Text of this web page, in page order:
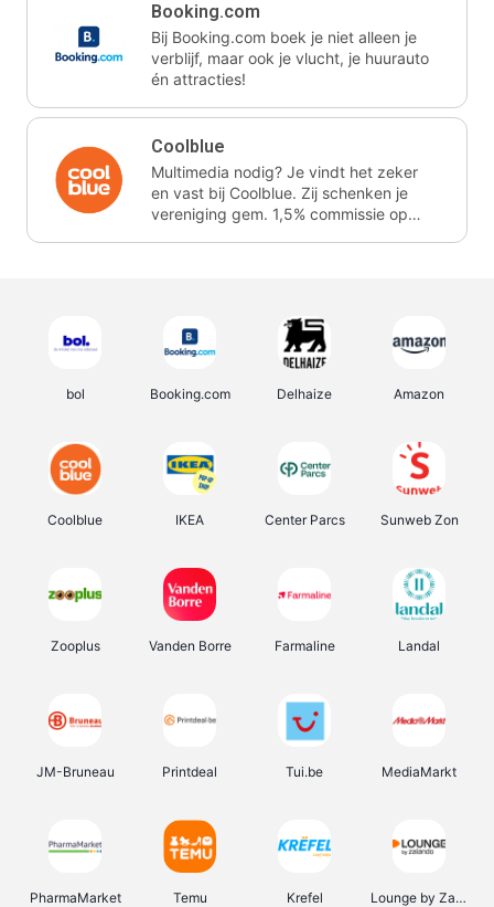
Booking.com
Bij Booking.com boek je niet alleen je
verblijf, maar ook je vlucht, je huurauto
én attracties!
Coolblue
Multimedia nodig? Je vindt het zeker
en vast bij Coolblue. Zij schenken je
vereniging gem. 1,5% commissie op
bol Booking.com Delhaize Amazon
Coolblue IKEA Center Parcs Sunweb Zon
Zooplus Vanden Borre Farmaline Landal
JM-Bruneau Printdeal Tui.be MediaMarkt
PharmaMarket Temu Krefel Lounge by Zalando